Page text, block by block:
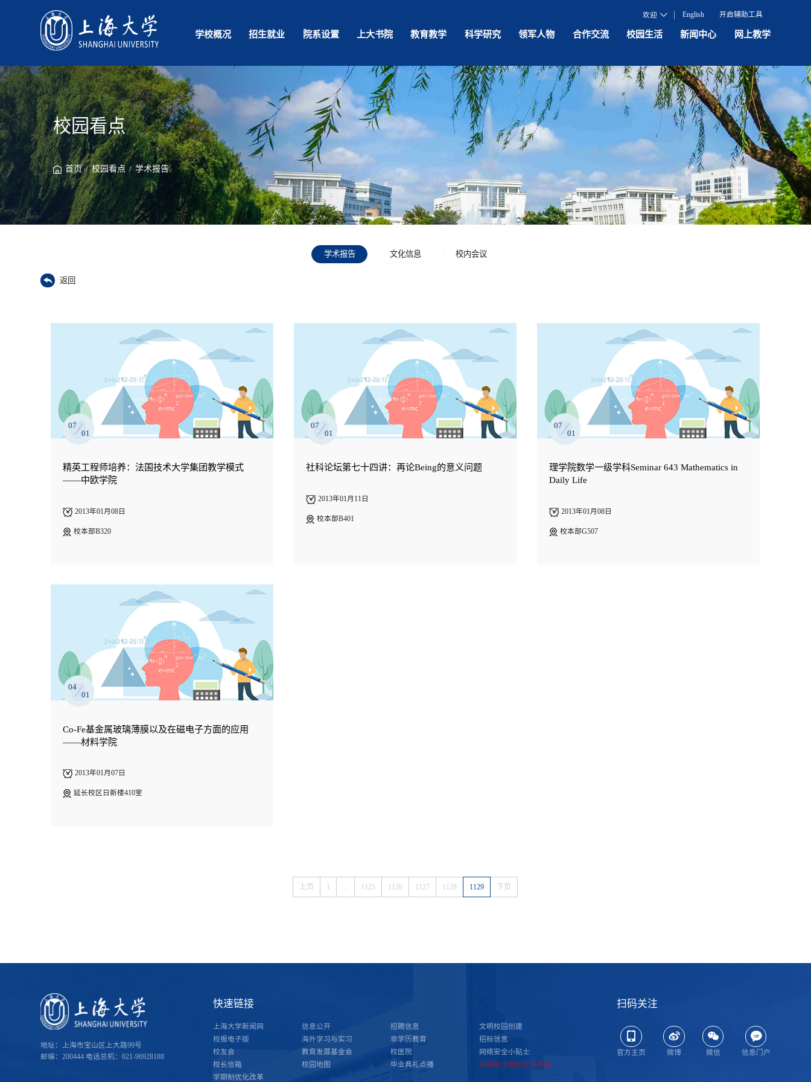
欢迎 English 开启辅助工具
学校概况 招生就业 院系设置 上大书院 教育教学 科学研究 领军人物 合作交流 校园生活 新闻中心 网上教学
校园看点
首页/校园看点 /学术报告
学术报告 文化信息 校内会议
返回
07
01
精英工程师培养：法国技术大学集团教学模式
——中欧学院
2013年01月08日
校本部B320
07
01
社科论坛第七十四讲：再论Being的意义问题
2013年01月11日
校本部B401
07
01
理学院数学一级学科Seminar 643 Mathematics in
Daily Life
2013年01月08日
校本部G507
04
01
Co-Fe基金属玻璃薄膜以及在磁电子方面的应用
——材料学院
2013年01月07日
延长校区日新楼410室
上页 1 1125 1126 1127 1128 1129 下页
地址：上海市宝山区上大路99号
邮编：200444 电话总机：021-96928188
快速链接
上海大学新闻网 信息公开 招聘信息
文明校园创建
校报电子版
海外学习与实习 非学历教育
招标信息
校友会
教育发展基金会 校医院
网络安全小贴士
校长信箱
校园地图 毕业典礼点播
网络安全知识宣传手册
学期制优化改革
扫码关注
官方主页 微博 微信 信息门户